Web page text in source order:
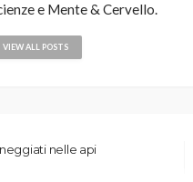
e Mente & Cervello.
VIEW ALL POSTS
nelle api